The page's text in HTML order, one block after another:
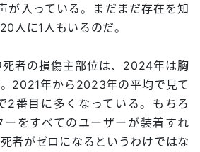
が入っている。まだまだ存在を知
人に1人もいるのだ。
者の損傷主部位は、2024年は胸
2021年から2023年の平均で見て
2番目に多くなっている。もちろ
ーをすべてのユーザーが装着すれ
者がゼロになるというわけではな